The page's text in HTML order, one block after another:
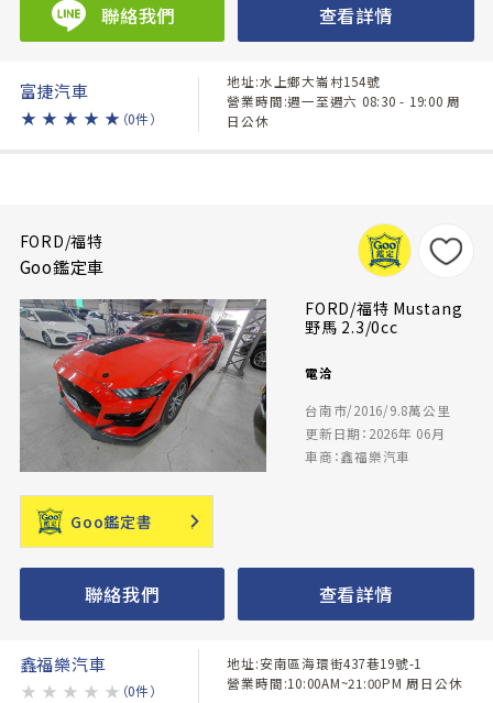
聯絡我們 查看詳情
富捷汽車
★ ★ ★ ★ ★ （0件）
地址:水上鄉大崙村154號
營業時間:週一至週六 08:30 - 19:00 周
日公休
FORD/福特
Goo鑑定車
FORD/福特 Mustang
野馬 2.3/0cc
電洽
台南市/2016/9.8萬公里
更新日期：2026年 06月
車商：鑫福樂汽車
Goo鑑定書
聯絡我們 查看詳情
鑫福樂汽車
★ ★ ★ ★ ★ （0件）
地址:安南區海環街437巷19號-1
營業時間:10:00AM~21:00PM 周日公休